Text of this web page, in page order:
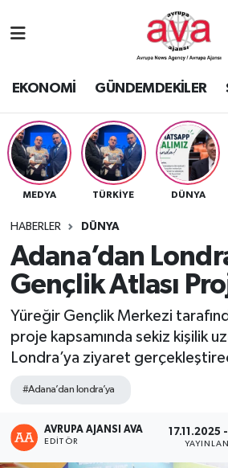
EKONOMİ GÜNDEMDEKİLER
MEDYA TÜRKİYE DÜNYA
HABERLER DÜNYA
Adana’dan
Gençlik Atlası
Yüreğir Gençlik Merkezi
proje kapsamında sekiz kişilik
Londra’ya ziyaret
#Adana’dan londra’ya
AVRUPA AJANSI AVA
EDITÖR
17.11.2025
Nöbetçi Eczaneler
Namaz Vakitleri
Trafik Durumu
Süper Lig Puan Durumu ve
Tüm Manşetler
Son Dakika Haberleri
Haber Arşivi